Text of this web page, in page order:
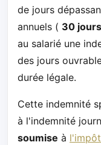
de jours
annuels ( 30
au salarié une
des jours
durée légale.
Cette indemnité
à l'indemnité
soumise à